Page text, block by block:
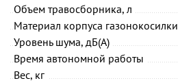
Объем травосборника, л
Материал корпуса газонокосилки
Уровень шума, дБ(А)
Время автономной работы
Вес, кг